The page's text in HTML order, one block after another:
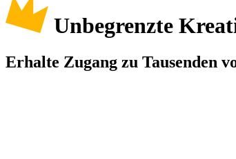
Unbegrenzte
Erhalte Zugang zu Tausenden